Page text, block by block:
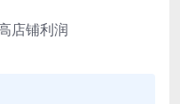
店铺利润